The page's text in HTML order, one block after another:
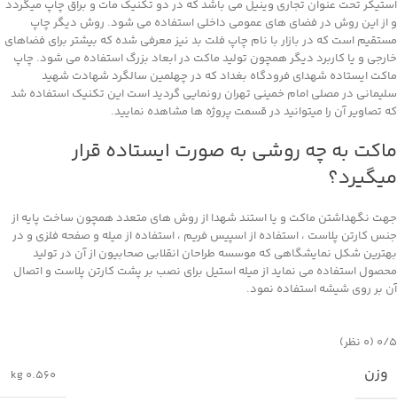
استیکر تحت عنوان تجاری وینیل می باشد که در دو تکنیک مات و براق چاپ میگردد
و از این روش در فضای های عمومی داخلی استفاده می شود. روش دیگر چاپ
مستقیم است که در بازار با نام چاپ فلت بد نیز معرفی شده که بیشتر برای فضاهای
خارجی و یا کاربرد دیگر همچون تولید ماکت در ابعاد بزرگ استفاده می شود. چاپ
ماکت ایستاده شهدای فرودگاه بغداد که در چهلمین سالگرد شهادت شهید
سلیمانی در مصلی امام خمینی تهران رونمایی گردید است این تکنیک استفاده شد
که تصاویر آن را میتوانید در قسمت پروژه ها مشاهده نمایید.
ماکت به چه روشی به صورت ایستاده قرار
میگیرد؟
جهت نگهداشتن ماکت و یا استند شهدا از روش های متعدد همچون ساخت پایه از
جنس کارتن پلاست ، استفاده از اسپیس فریم ، استفاده از میله و صفحه فلزی و در
بهترین شکل نمایشگاهی که موسسه طراحان انقلابی صحابیون از آن در تولید
محصول استفاده می نماید از میله استیل برای نصب بر پشت کارتن پلاست و اتصال
آن بر روی شیشه استفاده نمود.
‫۰/۵ ‫(۰ نظر)
وزن 0.560 kg